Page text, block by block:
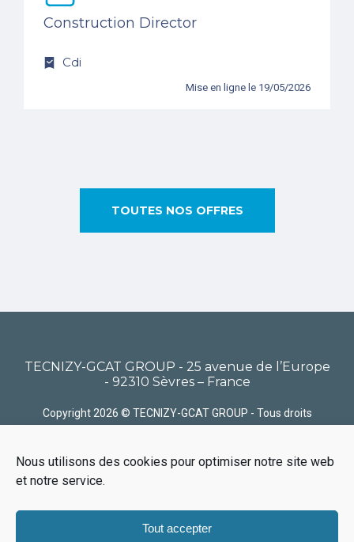
Nous utilisons des cookies pour optimiser notre site web
et notre service.
Tout accepter
Construction Director
Cdi
Mise en ligne le 19/05/2026
TOUTES NOS OFFRES
TECNIZY-GCAT GROUP - 25 avenue de l’Europe
- 92310 Sèvres – France
Copyright 2026 © TECNIZY-GCAT GROUP - Tous droits
Politique de confidentialité Politique de Cookies
Nous
contacter